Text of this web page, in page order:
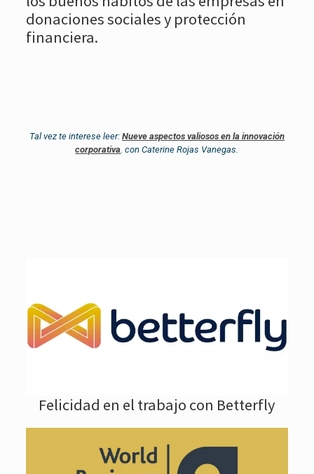
donaciones sociales y protección
financiera.
Tal vez te interese leer: Nueve aspectos valiosos en la innovación
corporativa. con Caterine Rojas Vanegas.
Felicidad en el trabajo con Betterfly